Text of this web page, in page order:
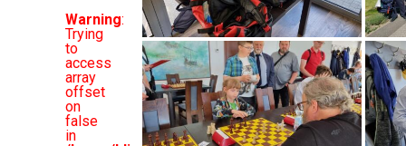
Warning:
Trying
to
access
array
offset
on
false
in